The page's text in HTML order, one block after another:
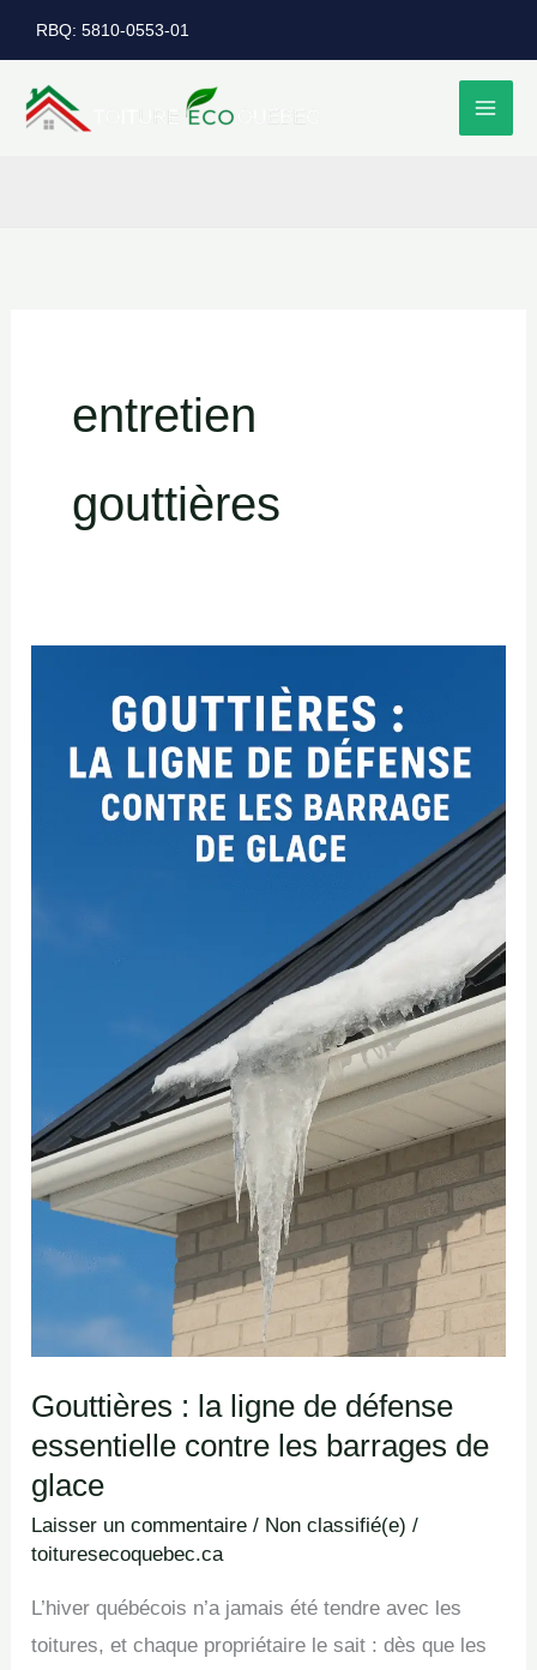
au
contenu
RBQ: 5810-0553-01
entretien
gouttières
Gouttières : la ligne de défense
essentielle contre les barrages de
glace
Laisser un commentaire / Non classifié(e) /
toituresecoquebec.ca
L’hiver québécois n’a jamais été tendre avec les
toitures, et chaque propriétaire le sait : dès que les
ligne